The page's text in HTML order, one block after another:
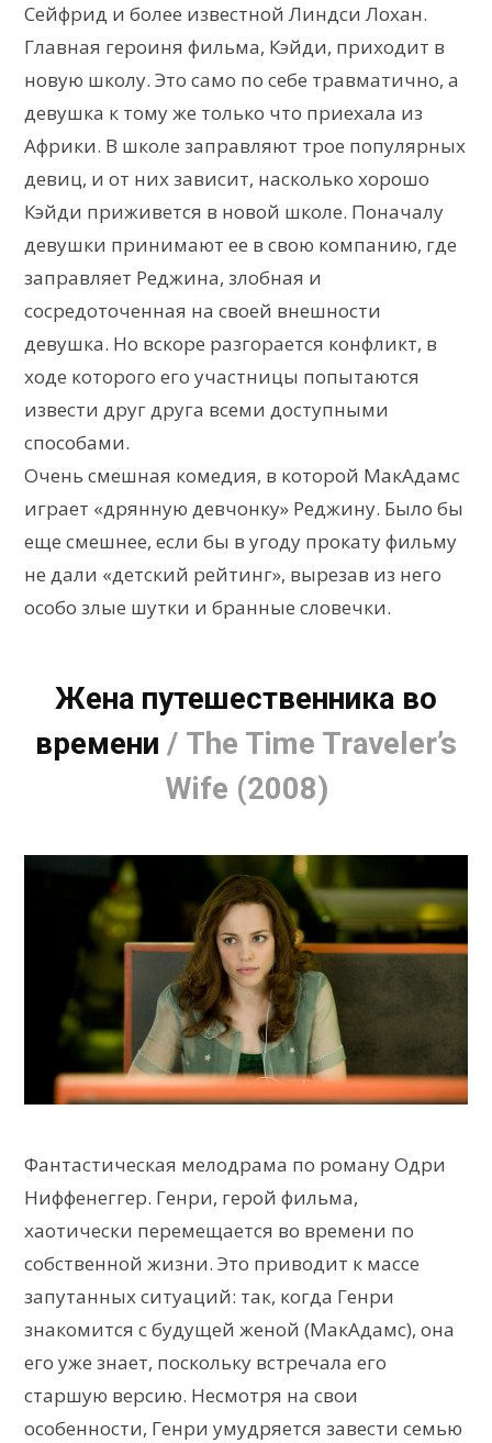
Сейфрид и более известной Линдси Лохан.
Главная героиня фильма, Кэйди, приходит в
новую школу. Это само по себе травматично, а
девушка к тому же только что приехала из
Африки. В школе заправляют трое популярных
девиц, и от них зависит, насколько хорошо
Кэйди приживется в новой школе. Поначалу
девушки принимают ее в свою компанию, где
заправляет Реджина, злобная и
сосредоточенная на своей внешности
девушка. Но вскоре разгорается конфликт, в
ходе которого его участницы попытаются
извести друг друга всеми доступными
способами.
Очень смешная комедия, в которой МакАдамс
играет «дрянную девчонку» Реджину. Было бы
еще смешнее, если бы в угоду прокату фильму
не дали «детский рейтинг», вырезав из него
особо злые шутки и бранные словечки.
Жена путешественника во
времени / The Time Traveler’s
Wife (2008)
Фантастическая мелодрама по роману Одри
Ниффенеггер. Генри, герой фильма,
хаотически перемещается во времени по
собственной жизни. Это приводит к массе
запутанных ситуаций: так, когда Генри
знакомится с будущей женой (МакАдамс), она
его уже знает, поскольку встречала его
старшую версию. Несмотря на свои
особенности, Генри умудряется завести семью